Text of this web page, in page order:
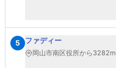
5 ファディー
岡山市南区役所から3282m